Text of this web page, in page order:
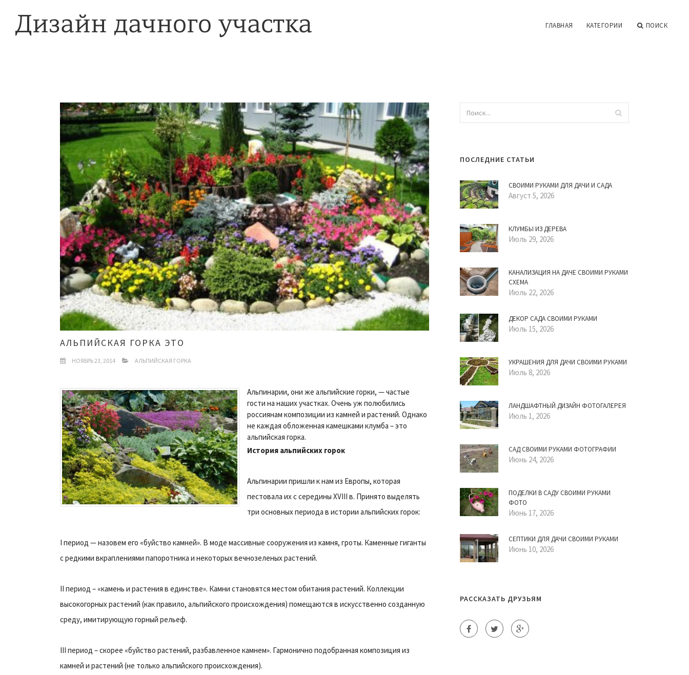
ГЛАВНАЯ КАТЕГОРИИ ПОИСК
АЛЬПИЙСКАЯ ГОРКА ЭТО
НОЯБРЬ 23, 2014 АЛЬПИЙСКАЯ ГОРКА
Альпинарии, они же альпийские горки, — частые
гости на наших участках. Очень уж полюбились
россиянам композиции из камней и растений. Однако
не каждая обложенная камешками клумба – это
альпийская горка.
История альпийских горок
Альпинарии пришли к нам из Европы, которая
пестовала их с середины XVIII в. Принято выделять
три основных периода в истории альпийских горок:
I период — назовем его «буйство камней». В моде массивные сооружения из камня, гроты. Каменные гиганты
с редкими вкраплениями папоротника и некоторых вечнозеленых растений.
II период – «камень и растения в единстве». Камни становятся местом обитания растений. Коллекции
высокогорных растений (как правило, альпийского происхождения) помещаются в искусственно созданную
среду, имитирующую горный рельеф.
III период – скорее «буйство растений, разбавленное камнем». Гармонично подобранная композиция из
камней и растений (не только альпийского происхождения).
ПОСЛЕДНИЕ СТАТЬИ
СВОИМИ РУКАМИ ДЛЯ ДАЧИ И САДА
Август 5, 2026
КЛУМБЫ ИЗ ДЕРЕВА
Июль 29, 2026
КАНАЛИЗАЦИЯ НА ДАЧЕ СВОИМИ РУКАМИ
СХЕМА
Июль 22, 2026
ДЕКОР САДА СВОИМИ РУКАМИ
Июль 15, 2026
УКРАШЕНИЯ ДЛЯ ДАЧИ СВОИМИ РУКАМИ
Июль 8, 2026
ЛАНДШАФТНЫЙ ДИЗАЙН ФОТОГАЛЕРЕЯ
Июль 1, 2026
САД СВОИМИ РУКАМИ ФОТОГРАФИИ
Июнь 24, 2026
ПОДЕЛКИ В САДУ СВОИМИ РУКАМИ
ФОТО
Июнь 17, 2026
СЕПТИКИ ДЛЯ ДАЧИ СВОИМИ РУКАМИ
Июнь 10, 2026
РАССКАЗАТЬ ДРУЗЬЯМ